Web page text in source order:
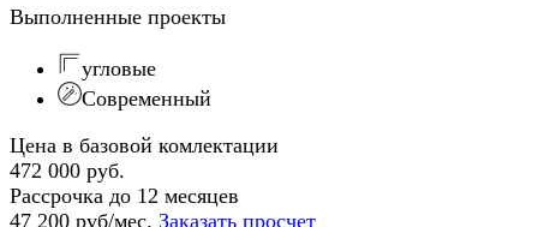
Выполненные проекты
угловые
Современный
Цена в базовой комлектации
472 000 руб.
Рассрочка до 12 месяцев
47 200 руб/мес. Заказать просчет